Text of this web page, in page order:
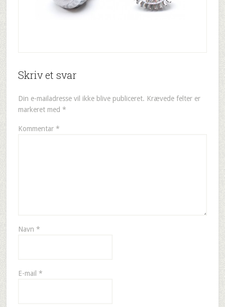
Skriv et svar
Din e-mailadresse vil ikke blive publiceret. Krævede felter er
markeret med *
Kommentar *
Navn *
E-mail *